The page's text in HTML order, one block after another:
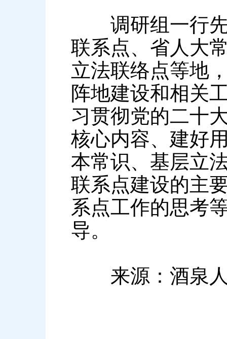
调研组一行先
联系点、省人大
立法联络点等地
阵地建设和相关
习贯彻党的二十
核心内容、建好
本常识、基层立
联系点建设的主
系点工作的思考
导。
来源：酒泉人